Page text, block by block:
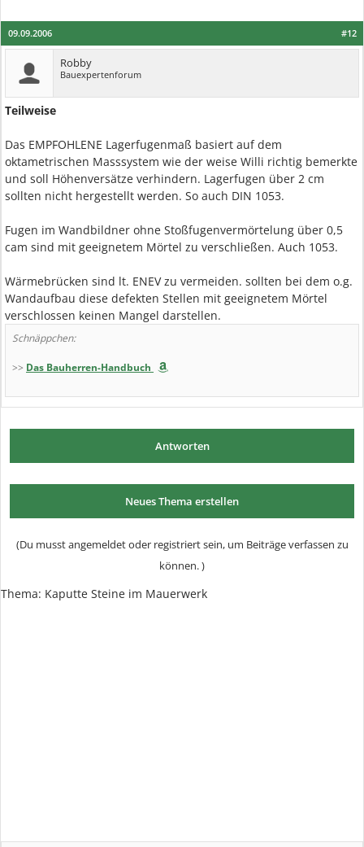
#12
09.09.2006
Robby
Bauexpertenforum
Teilweise
Das EMPFOHLENE Lagerfugenmaß basiert auf dem
oktametrischen Masssystem wie der weise Willi richtig bemerkte
und soll Höhenversätze verhindern. Lagerfugen über 2 cm
sollten nicht hergestellt werden. So auch DIN 1053.
Fugen im Wandbildner ohne Stoßfugenvermörtelung über 0,5
cam sind mit geeignetem Mörtel zu verschließen. Auch 1053.
Wärmebrücken sind lt. ENEV zu vermeiden. sollten bei dem o.g.
Wandaufbau diese defekten Stellen mit geeignetem Mörtel
verschlossen keinen Mangel darstellen.
Schnäppchen:
>> Das Bauherren-Handbuch
Antworten
Neues Thema erstellen
(Du musst angemeldet oder registriert sein, um Beiträge verfassen zu
können. )
Thema: Kaputte Steine im Mauerwerk